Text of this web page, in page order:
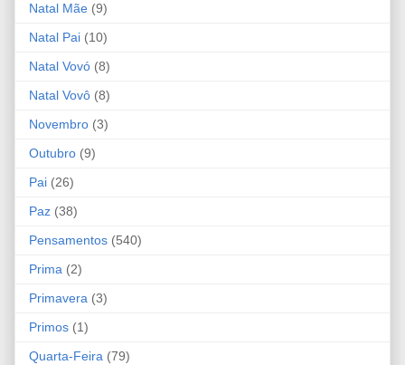
Natal Mãe (9)
Natal Pai (10)
Natal Vovó (8)
Natal Vovô (8)
Novembro (3)
Outubro (9)
Pai (26)
Paz (38)
Pensamentos (540)
Prima (2)
Primavera (3)
Primos (1)
Quarta-Feira (79)